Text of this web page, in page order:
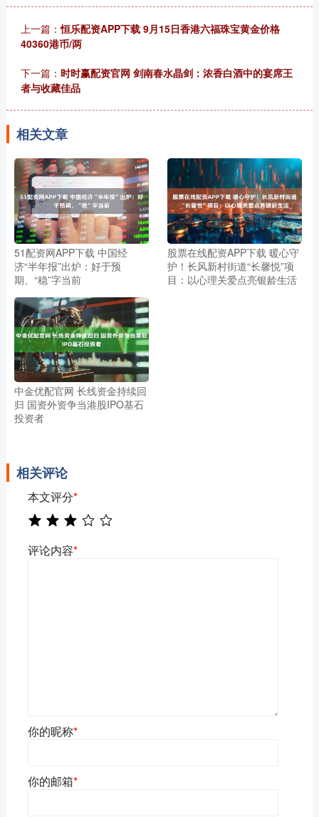
上一篇：恒乐配资APP下载 9月15日香港六福珠宝黄金价格
40360港币/两
下一篇： 时时赢配资官网 剑南春水晶剑：浓香白酒中的宴席王
者与收藏佳品
相关文章
51配资网APP下载 中国经
济“半年报”出炉：好于预
期、“稳”字当前
股票在线配资APP下载 暖心守
护！长风新村街道“长馨悦”项
目：以心理关爱点亮银龄生活
中金优配官网 长线资金持续回
归 国资外资争当港股IPO基石
投资者
相关评论
本文评分*
评论内容*
你的昵称*
你的邮箱*